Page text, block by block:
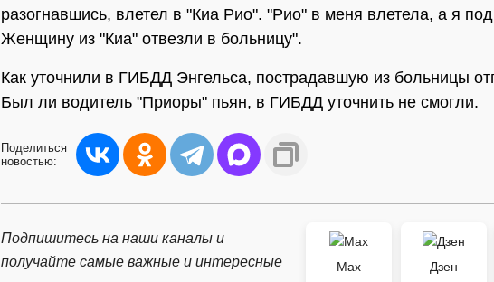
разогнавшись, влетел в "Киа Рио". "Рио" в меня влетела, а я под
Женщину из "Киа" отвезли в больницу".
Как уточнили в ГИБДД Энгельса, пострадавшую из больницы
Был ли водитель "Приоры" пьян, в ГИБДД уточнить не смогли.
Поделиться
новостью:
Подпишитесь на наши каналы и
получайте самые важные и интересные
Max
Дзен